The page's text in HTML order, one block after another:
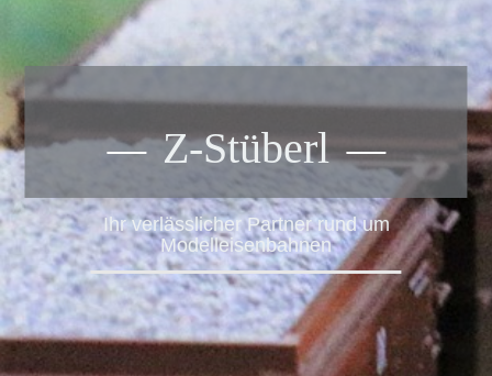
Z-Stüberl
Ihr verlässlicher Partner rund um
Modelleisenbahnen